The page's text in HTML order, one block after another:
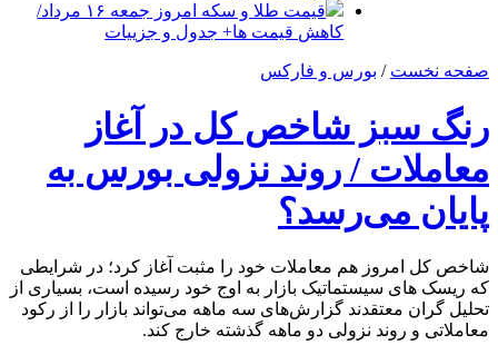
قیمت طلا و سکه امروز جمعه ۱۶ مرداد/
کاهش قیمت ها+ جدول و جزییات
صفحه نخست / بورس و فارکس
رنگ سبز شاخص کل در آغاز
معاملات / روند نزولی بورس به
پایان می‌رسد؟
شاخص کل امروز هم معاملات خود را مثبت آغاز کرد؛ در شرایطی
که ریسک های سیستماتیک بازار به اوج خود رسیده است، بسیاری از
تحلیل گران معتقدند گزارش‌های سه ماهه می‌تواند بازار را از رکود
معاملاتی و روند نزولی دو ماهه گذشته خارج کند.